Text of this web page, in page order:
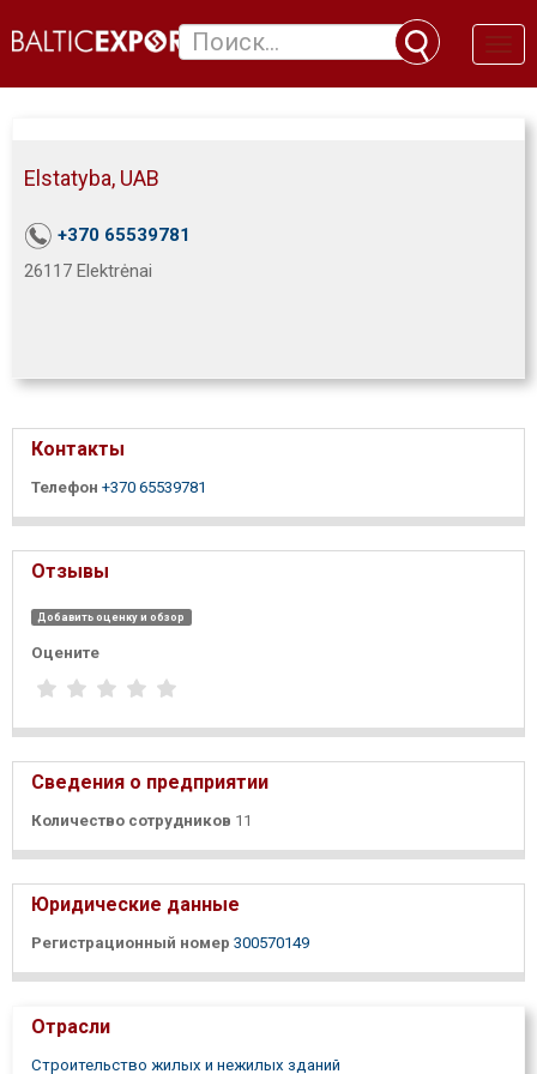
Elstatyba, UAB
+370 65539781
26117 Elektrėnai
Контакты
Телефон +370 65539781
Отзывы
Добавить оценку и обзор
Оцените
Сведения о предприятии
Количество сотрудников 11
Юридические данные
Регистрационный номер 300570149
Отрасли
Строительство жилых и нежилых зданий